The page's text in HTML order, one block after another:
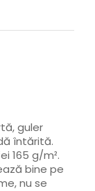
guler
întărită.
165 g/m².
bine pe
nu se